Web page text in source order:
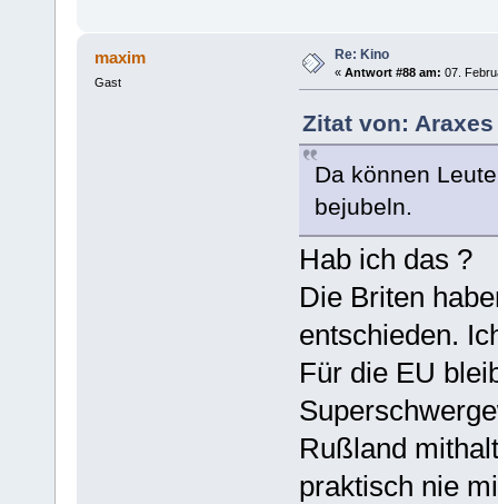
maxim
Gast
Re: Kino
« Antwort #88 am: 07.
Zitat von: Araxes
Da können
bejubeln.
Hab ich das ?
Die Briten
entschieden.
Für die EU
Rußland
praktisch nie